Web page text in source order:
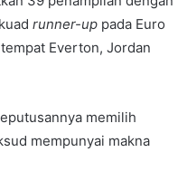
runner-up pada Euro
Everton, Jordan
memilih
mempunyai makna